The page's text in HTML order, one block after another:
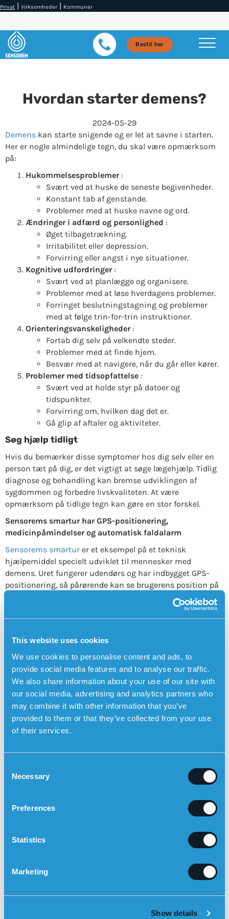
This website uses cookies
We use cookies to personalise content and ads, to
provide social media features and to analyse our traffic.
We also share information about your use of our site with
our social media, advertising and analytics partners who
may combine it with other information that you’ve
provided to them or that they’ve collected from your use
of their services.
Necessary
Preferences
Statistics
Marketing
Show details
Privat | Virksomheder | Kommuner
Bestil her
Hvordan starter demens?
2024-05-29
Demenskan starte snigende og er let at savne i starten.
Her er nogle almindelige tegn, du skal være opmærksom
på:
Hukommelsesproblemer:
Svært ved at huske de seneste begivenheder.
Konstant tab af genstande.
Problemer med at huske navne og ord.
Ændringer i adfærd og personlighed :
Øget tilbagetrækning.
Irritabilitet eller depression.
Forvirring eller angst i nye situationer.
Kognitive udfordringer:
Svært ved at planlægge og organisere.
Problemer med at løse hverdagens problemer.
Forringet beslutningstagning og problemer
med at følge trin-for-trin instruktioner.
Orienteringsvanskeligheder:
Fortab dig selv på velkendte steder.
Problemer med at finde hjem.
Besvær med at navigere, når du går eller kører.
Problemer med tidsopfattelse:
Svært ved at holde styr på datoer og
tidspunkter.
Forvirring om, hvilken dag det er.
Gå glip af aftaler og aktiviteter.
Søg hjælp tidligt
Hvis du bemærker disse symptomer hos dig selv eller en
person tæt på dig, er det vigtigt at søge lægehjælp. Tidlig
diagnose og behandling kan bremse udviklingen af ​​
sygdommen og forbedre livskvaliteten. At være
opmærksom på tidlige tegn kan gøre en stor forskel.
Sensorems smartur har GPS-positionering,
medicinpåmindelser og automatisk faldalarm
Sensorems smarturer et eksempel på et teknisk
hjælpemiddel specielt udviklet til mennesker med
demens. Uret fungerer udendørs og har indbygget GPS-
positionering, så pårørende kan se brugerens position på
et kort i Sensorem-appen. Pårørende får automatisk
besked fra smarturet (tovejskommunikation), hvis
brugeren forlader et forudbestemt geografisk område.
betyder, at uret udsender en lyd og fortæller brugeren, at
det er tid til at tage sin medicin. Smarturet kan også
alarmere automatisk ved faldmed den indbyggede
faldsensor.
LÆS OM HVORDAN SENSOREMS GPS-UR KAN
Posts 7 fysiske symptomer på